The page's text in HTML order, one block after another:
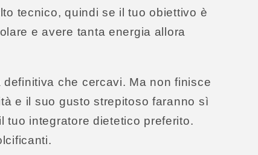
tecnico, quindi se il tuo obiettivo è
e avere tanta energia allora
definitiva che cercavi. Ma non finisce
e il suo gusto strepitoso faranno sì
tuo integratore dietetico preferito.